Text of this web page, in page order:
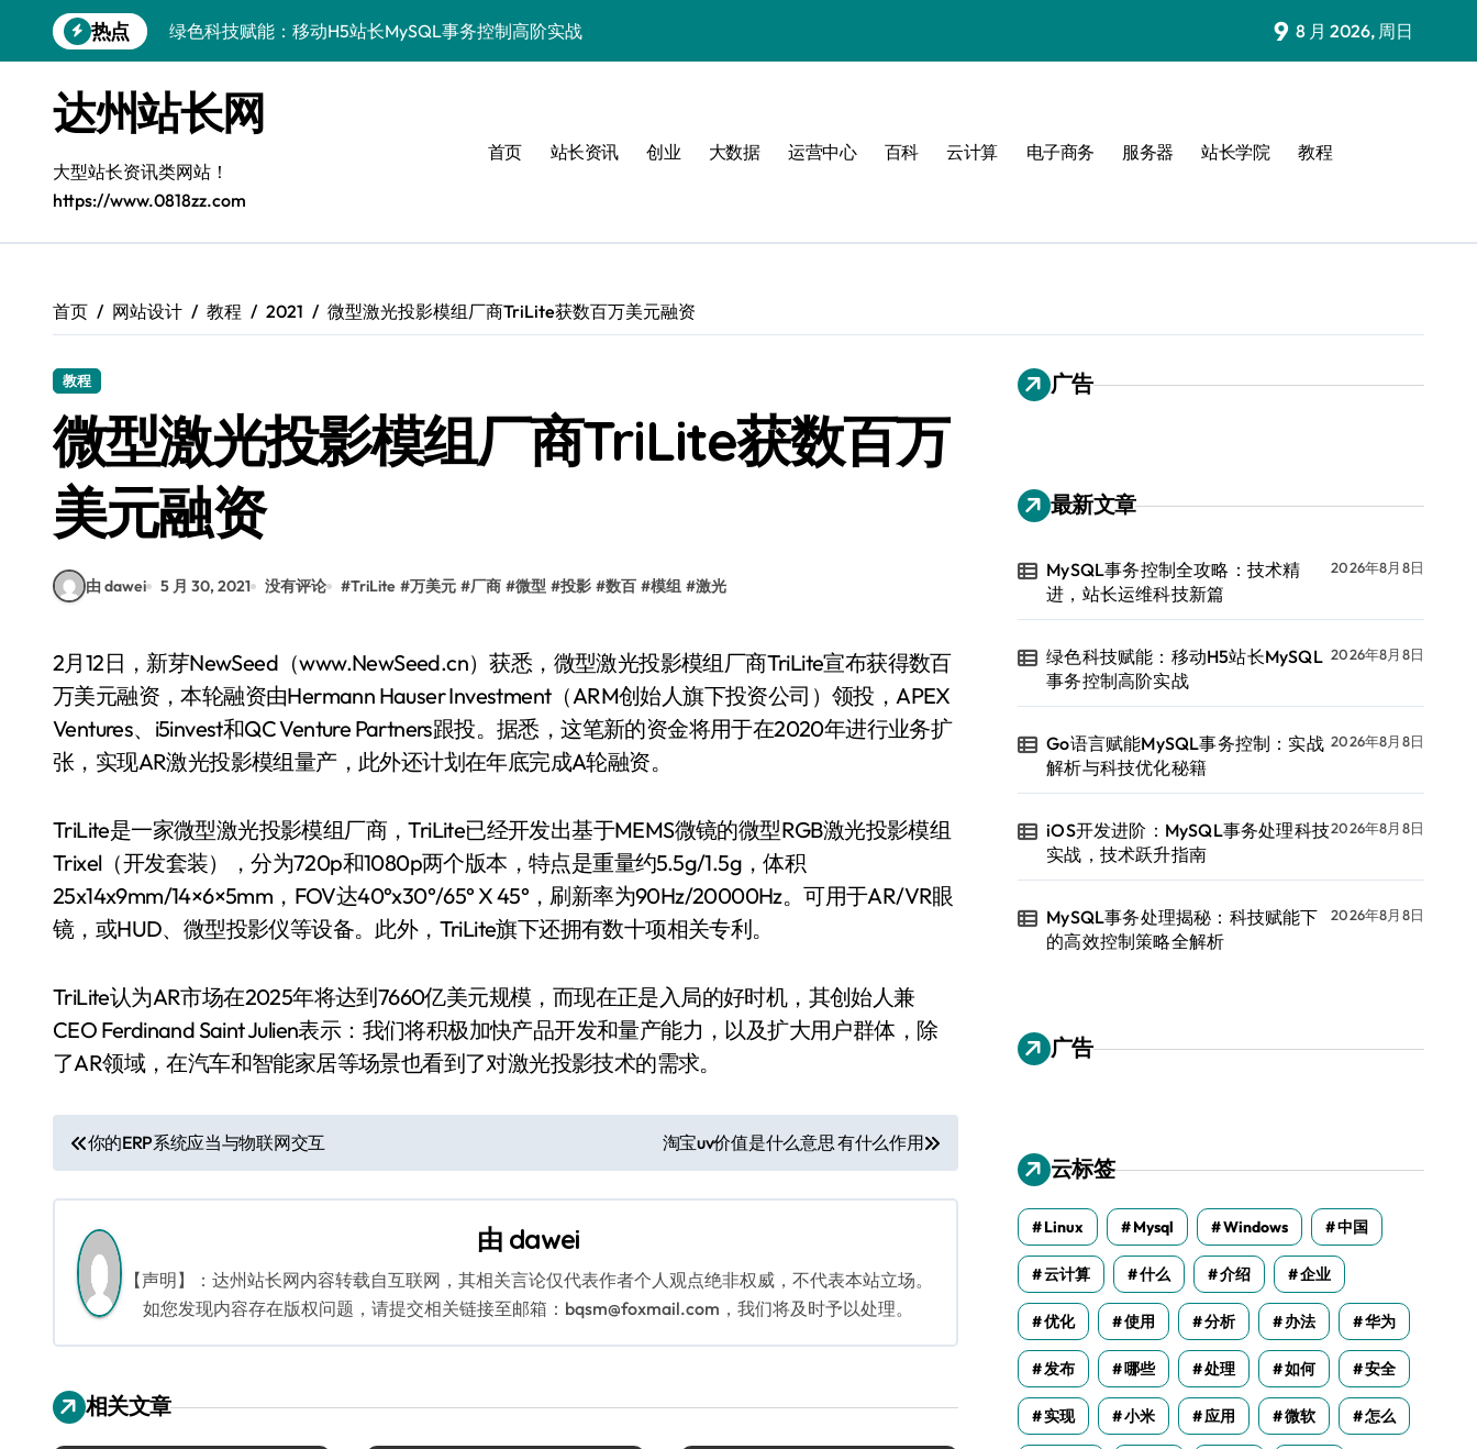
到
热点
绿色科技赋能：移动H5站长MySQL事务控制高阶实战
iOS开发进阶：MySQL事务处理科技实战，技术跃升指南
MySQL事务处理揭秘：科技赋能下的高效控制策略全解析
VR开发进阶：MySQL事务控制揭秘与科技实战精粹
VR数据管理新突破：MySQL事务控制科技赋能性能跃升
MySQL进阶实战：解锁后端事务处理与科技驱动的性能优化
MySQL事务控制全攻略：技术精进，站长运维科技新篇
9 8 月 2026, 周日
达州站长网
大型站长资讯类网站！
https://www.0818zz.com
首页 站长资讯 创业 大数据 运营中心 百科 云计算 电子商务 服务器 站长学院 教程
首页 网站设计 教程 2021 微型激光投影模组厂商TriLite获数百万美元融资
教程
微型激光投影模组厂商TriLite获数百万
美元融资
由 dawei 5 月 30, 2021 没有评论 #TriLite #万美元 #厂商 #微型 #投影 #数百 #模组 #激光
2月12日，新芽NewSeed（www.NewSeed.cn）获悉，微型激光投影模组厂商TriLite宣布获得数百
万美元融资，本轮融资由Hermann Hauser Investment（ARM创始人旗下投资公司）领投，APEX
Ventures、i5invest和QC Venture Partners跟投。据悉，这笔新的资金将用于在2020年进行业务扩
张，实现AR激光投影模组量产，此外还计划在年底完成A轮融资。
TriLite是一家微型激光投影模组厂商，TriLite已经开发出基于MEMS微镜的微型RGB激光投影模组
Trixel（开发套装），分为720p和1080p两个版本，特点是重量约5.5g/1.5g，体积
25x14x9mm/14×6×5mm，FOV达40°x30°/65° X 45°，刷新率为90Hz/20000Hz。可用于AR/VR眼
镜，或HUD、微型投影仪等设备。此外，TriLite旗下还拥有数十项相关专利。
TriLite认为AR市场在2025年将达到7660亿美元规模，而现在正是入局的好时机，其创始人兼
CEO Ferdinand Saint Julien表示：我们将积极加快产品开发和量产能力，以及扩大用户群体，除
了AR领域，在汽车和智能家居等场景也看到了对激光投影技术的需求。
文
章
导
航
你的ERP系统应当与物联网交互 淘宝uv价值是什么意思 有什么作用
由 dawei
【声明】：达州站长网内容转载自互联网，其相关言论仅代表作者个人观点绝非权威，不代表本站立场。
如您发现内容存在版权问题，请提交相关链接至邮箱：bqsm@foxmail.com，我们将及时予以处理。
相关文章
广告
最新文章
MySQL事务控制全攻略：技术精
进，站长运维科技新篇
2026年8月8日
绿色科技赋能：移动H5站长MySQL
事务控制高阶实战
2026年8月8日
Go语言赋能MySQL事务控制：实战
解析与科技优化秘籍
2026年8月8日
iOS开发进阶：MySQL事务处理科技
实战，技术跃升指南
2026年8月8日
MySQL事务处理揭秘：科技赋能下
的高效控制策略全解析
2026年8月8日
广告
云标签
Linux Mysql Windows 中国
云计算 什么 介绍 企业
优化 使用 分析 办法 华为
发布 哪些 处理 如何 安全
实现 小米 应用 微软 怎么